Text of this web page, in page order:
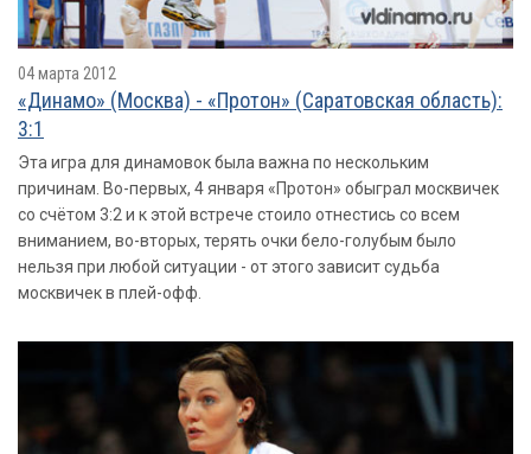
04 марта 2012
«Динамо» (Москва) - «Протон» (Саратовская область):
3:1
Эта игра для динамовок была важна по нескольким
причинам. Во-первых, 4 января «Протон» обыграл москвичек
со счётом 3:2 и к этой встрече стоило отнестись со всем
вниманием, во-вторых, терять очки бело-голубым было
нельзя при любой ситуации - от этого зависит судьба
москвичек в плей-офф.